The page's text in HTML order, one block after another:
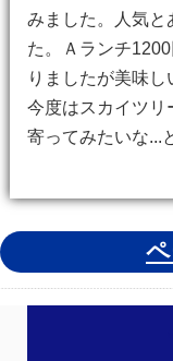
みました。人気と
た。Ａランチ
りましたが美味し
今度はスカイツリ
寄ってみたいな...